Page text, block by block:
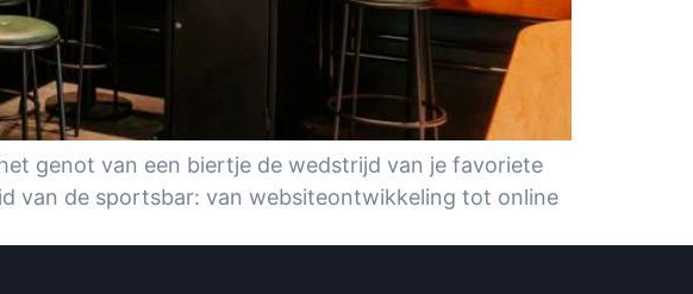
genot van een biertje de wedstrijd van je favoriete
van de sportsbar: van websiteontwikkeling tot online